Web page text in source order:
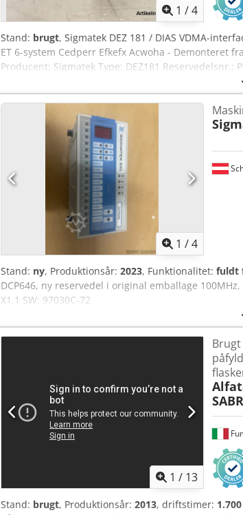
1 /4
Stand: brugt, Sigmatek DEZ 181 / DIAS VDMA-
ET 6-system Cedperr Efkefx Acwoha - Demonteret
Producent: Sigmatek Type: DEZ181
1 /4
Stand: ny, Produktionsår: 2023, Funktionalitet: fuldt
DCP646, ny reservedel i original emballage
X1.1 SW: 97030C-72
1 / 13
Stand: brugt, Produktionsår: 2013, driftstimer: